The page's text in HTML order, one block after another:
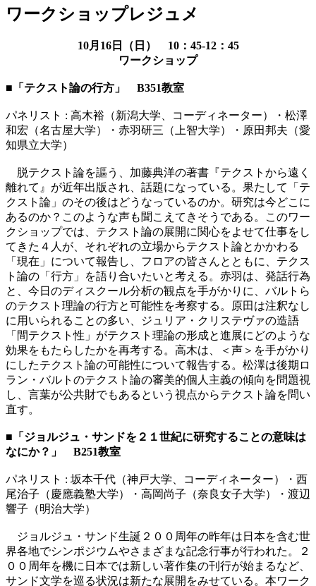
ワークショップレジュメ
10月16日（日） 10：45-12：45
ワークショップ
■「テクスト論の行方」 B351教室
パネリスト : 高木裕（新潟大学、コーディネーター）・松澤
和宏（名古屋大学）・赤羽研三（上智大学）・原田邦夫（愛
知県立大学）
脱テクスト論を謳う、加藤典洋の著書『テクストから遠く
離れて』が近年出版され、話題になっている。果たして「テ
クスト論」のその後はどうなっているのか。研究は今どこに
あるのか？このような声も聞こえてきそうである。このワー
クショップでは、テクスト論の展開に関心をよせて仕事をし
てきた４人が、それぞれの立場からテクスト論とかかわる
「現在」について報告し、フロアの皆さんとともに、テクス
ト論の「行方」を語り合いたいと考える。赤羽は、発話行為
と、今日のディスクール分析の観点を手がかりに、バルトら
のテクスト理論の行方と可能性を考察する。原田は注釈なし
に用いられることの多い、ジュリア・クリステヴァの造語
「間テクスト性」がテクスト理論の形成と進展にどのような
効果をもたらしたかを再考する。高木は、＜声＞を手がかり
にしたテクスト論の可能性について報告する。松澤は後期ロ
ラン・バルトのテクスト論の審美的個人主義の傾向を問題視
し、言葉が公共財でもあるという視点からテクスト論を問い
直す。
■「ジョルジュ・サンドを２１世紀に研究することの意味は
なにか？」 B251教室
パネリスト : 坂本千代（神戸大学、コーディネーター）・西
尾治子（慶應義塾大学）・高岡尚子（奈良女子大学）・渡辺
響子（明治大学）
ジョルジュ・サンド生誕２００周年の昨年は日本を含む世
界各地でシンポジウムやさまざまな記念行事が行われた。２
００周年を機に日本では新しい著作集の刊行が始まるなど、
サンド文学を巡る状況は新たな展開をみせている。本ワーク